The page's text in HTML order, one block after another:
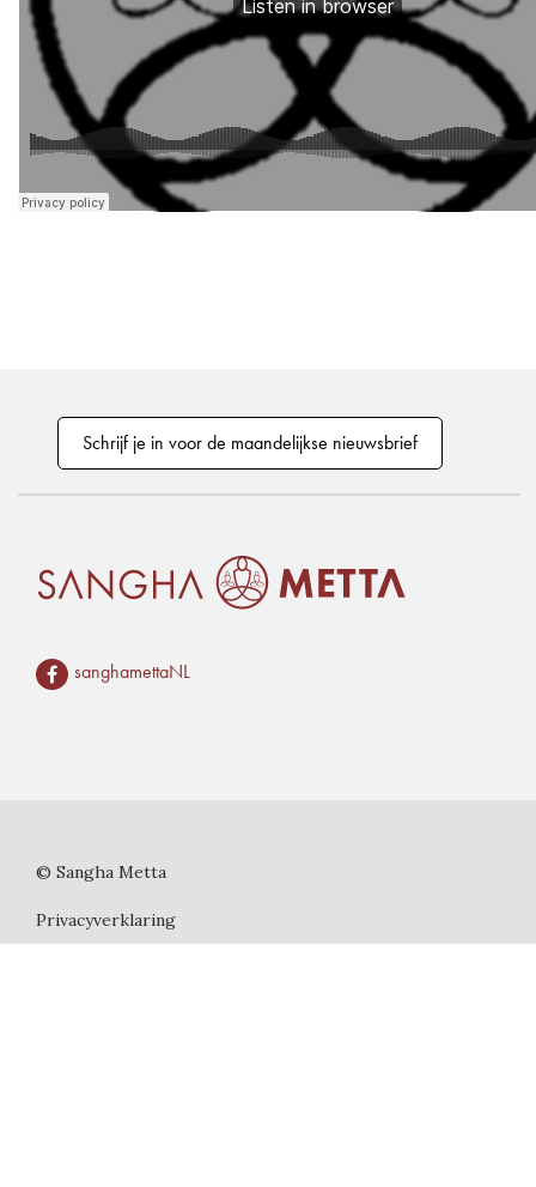
Schrijf je in voor de maandelijkse nieuwsbrief
sanghamettaNL
© Sangha Metta
Privacyverklaring